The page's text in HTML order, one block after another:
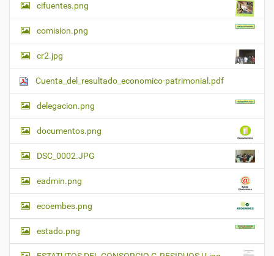
cifuentes.png
comision.png
cr2.jpg
Cuenta_del_resultado_economico-patrimonial.pdf
delegacion.png
documentos.png
DSC_0002.JPG
eadmin.png
ecoembes.png
estado.png